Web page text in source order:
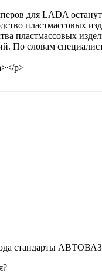
для LADA
пластмассовых
пластмассовых
По словам
p>
стандарты